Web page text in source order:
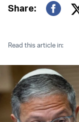
Share:
Read this article in: